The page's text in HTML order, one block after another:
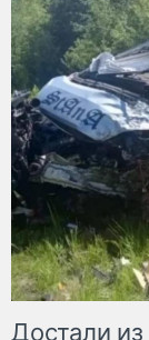
Достали